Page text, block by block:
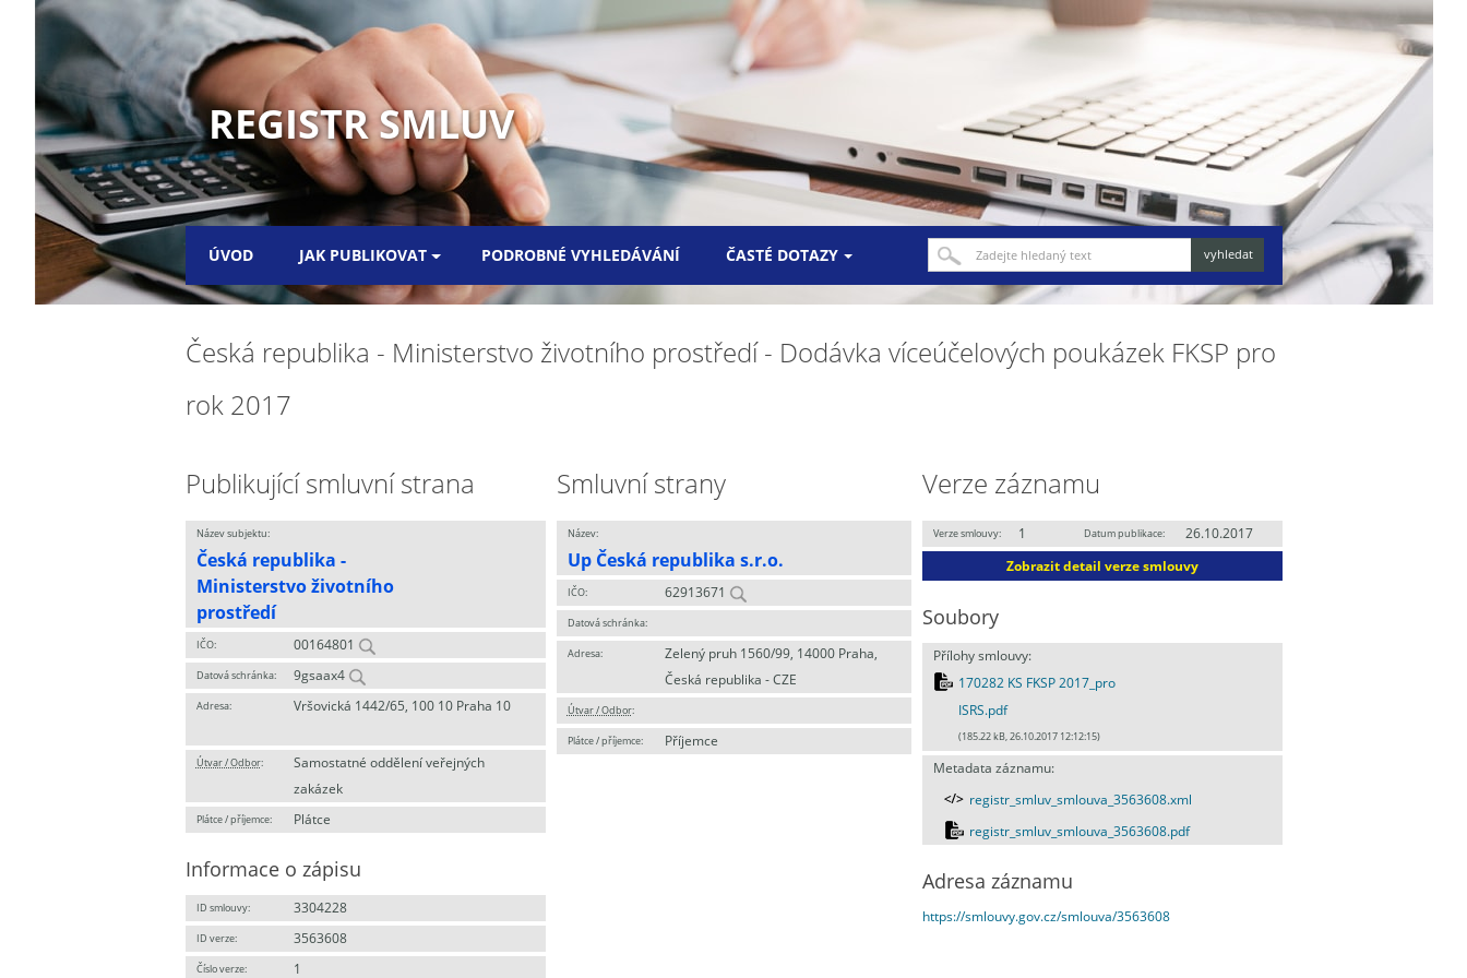
REGISTR SMLUV
ÚVOD JAK PUBLIKOVAT PODROBNÉ VYHLEDÁVÁNÍ ČASTÉ DOTAZY
Česká republika - Ministerstvo životního prostředí - Dodávka víceúčelových poukázek FKSP pro
rok 2017
Publikující smluvní strana
Název subjektu:
Česká republika -
Ministerstvo životního
prostředí
IČO: 00164801
Datová schránka: 9gsaax4
Adresa: Vršovická 1442/65, 100 10 Praha 10
Útvar / Odbor:
Samostatné oddělení veřejných
zakázek
Plátce / příjemce: Plátce
Informace o zápisu
ID smlouvy: 3304228
ID verze: 3563608
Číslo verze: 1
Smluvní strany
Název:
Up Česká republika s.r.o.
IČO: 62913671
Datová schránka:
Adresa:
Zelený pruh 1560/99, 14000 Praha,
Česká republika - CZE
Útvar / Odbor:
Plátce / příjemce: Příjemce
Verze záznamu
Verze smlouvy: 1 Datum publikace:
26.10.2017
Zobrazit detail verze smlouvy
Soubory
Přílohy smlouvy:
170282 KS FKSP 2017_pro
ISRS.pdf
(185.22 kB, 26.10.2017 12:12:15)
Metadata záznamu:
registr_smluv_smlouva_3563608.xml
registr_smluv_smlouva_3563608.pdf
Adresa záznamu
https://smlouvy.gov.cz/smlouva/3563608